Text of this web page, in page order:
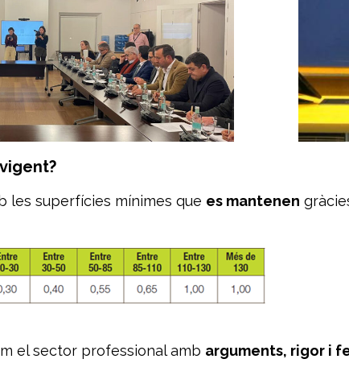
les superfícies mínimes que es mantenen
el sector professional amb arguments, rigor i